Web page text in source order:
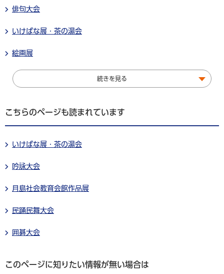
俳句大会
いけばな展・茶の湯会
絵画展
続きを見る
こちらのページも読まれています
いけばな展・茶の湯会
吟詠大会
月島社会教育会館作品展
民踊民舞大会
囲碁大会
このページに知りたい情報が無い場合は